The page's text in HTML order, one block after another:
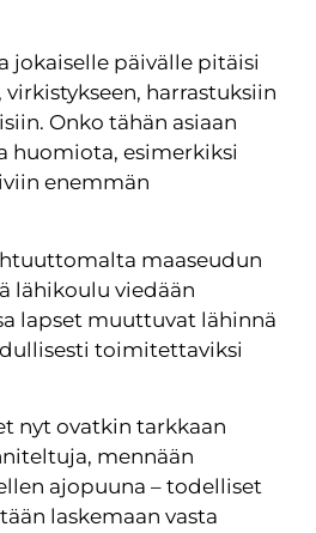
jokaiselle päivälle pitäisi
harrastuksiin
Onko tähän asiaan
huomiota, esimerkiksi
enemmän
maaseudun
lähikoulu viedään
lapset muuttuvat lähinnä
toimitettaviksi
nyt ovatkin tarkkaan
mennään
ajopuuna – todelliset
laskemaan vasta